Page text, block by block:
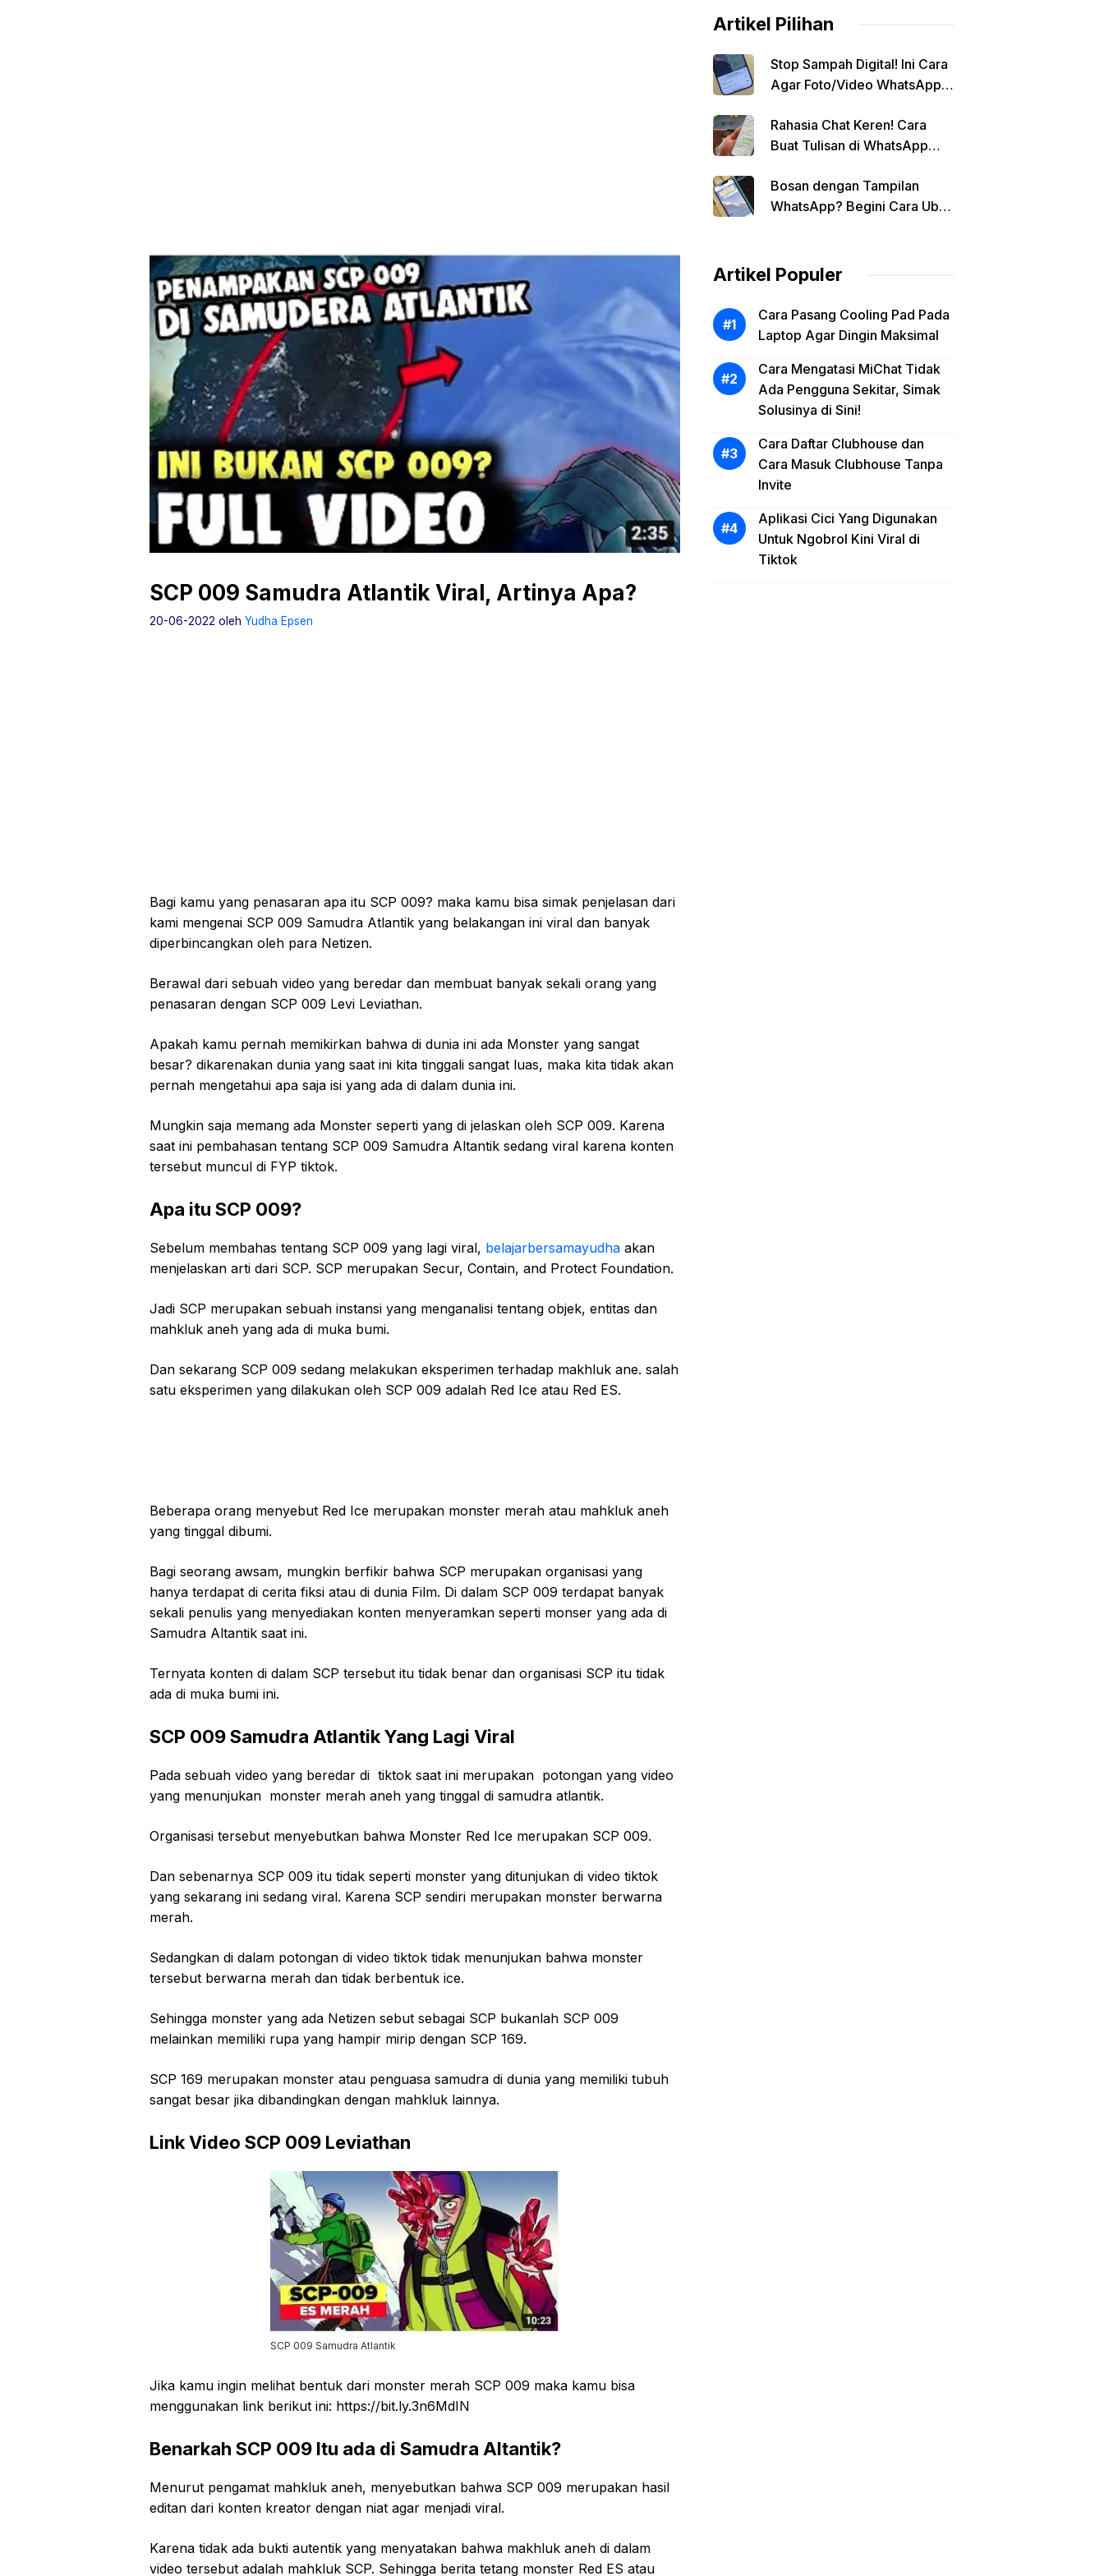
SCP 009 Samudra Atlantik Viral, Artinya Apa?
20-06-2022 oleh Yudha Epsen
Bagi kamu yang penasaran apa itu SCP 009? maka kamu bisa simak penjelasan dari
kami mengenai SCP 009 Samudra Atlantik yang belakangan ini viral dan banyak
diperbincangkan oleh para Netizen.
Berawal dari sebuah video yang beredar dan membuat banyak sekali orang yang
penasaran dengan SCP 009 Levi Leviathan.
Apakah kamu pernah memikirkan bahwa di dunia ini ada Monster yang sangat
besar? dikarenakan dunia yang saat ini kita tinggali sangat luas, maka kita tidak akan
pernah mengetahui apa saja isi yang ada di dalam dunia ini.
Mungkin saja memang ada Monster seperti yang di jelaskan oleh SCP 009. Karena
saat ini pembahasan tentang SCP 009 Samudra Altantik sedang viral karena konten
tersebut muncul di FYP tiktok.
Apa itu SCP 009?
Sebelum membahas tentang SCP 009 yang lagi viral, belajarbersamayudha akan
menjelaskan arti dari SCP. SCP merupakan Secur, Contain, and Protect Foundation.
Jadi SCP merupakan sebuah instansi yang menganalisi tentang objek, entitas dan
mahkluk aneh yang ada di muka bumi.
Dan sekarang SCP 009 sedang melakukan eksperimen terhadap makhluk ane. salah
satu eksperimen yang dilakukan oleh SCP 009 adalah Red Ice atau Red ES.
Beberapa orang menyebut Red Ice merupakan monster merah atau mahkluk aneh
yang tinggal dibumi.
Bagi seorang awsam, mungkin berfikir bahwa SCP merupakan organisasi yang
hanya terdapat di cerita fiksi atau di dunia Film. Di dalam SCP 009 terdapat banyak
sekali penulis yang menyediakan konten menyeramkan seperti monser yang ada di
Samudra Altantik saat ini.
Ternyata konten di dalam SCP tersebut itu tidak benar dan organisasi SCP itu tidak
ada di muka bumi ini.
SCP 009 Samudra Atlantik Yang Lagi Viral
Pada sebuah video yang beredar di tiktok saat ini merupakan potongan yang video
yang menunjukan monster merah aneh yang tinggal di samudra atlantik.
Organisasi tersebut menyebutkan bahwa Monster Red Ice merupakan SCP 009.
Dan sebenarnya SCP 009 itu tidak seperti monster yang ditunjukan di video tiktok
yang sekarang ini sedang viral. Karena SCP sendiri merupakan monster berwarna
merah.
Sedangkan di dalam potongan di video tiktok tidak menunjukan bahwa monster
tersebut berwarna merah dan tidak berbentuk ice.
Sehingga monster yang ada Netizen sebut sebagai SCP bukanlah SCP 009
melainkan memiliki rupa yang hampir mirip dengan SCP 169.
SCP 169 merupakan monster atau penguasa samudra di dunia yang memiliki tubuh
sangat besar jika dibandingkan dengan mahkluk lainnya.
Link Video SCP 009 Leviathan
SCP 009 Samudra Atlantik
Jika kamu ingin melihat bentuk dari monster merah SCP 009 maka kamu bisa
menggunakan link berikut ini: https://bit.ly.3n6MdIN
Benarkah SCP 009 Itu ada di Samudra Altantik?
Menurut pengamat mahkluk aneh, menyebutkan bahwa SCP 009 merupakan hasil
editan dari konten kreator dengan niat agar menjadi viral.
Karena tidak ada bukti autentik yang menyatakan bahwa makhluk aneh di dalam
video tersebut adalah mahkluk SCP. Sehingga berita tetang monster Red ES atau
Artikel Pilihan
Stop Sampah Digital! Ini Cara
Agar Foto/Video WhatsApp
Otomatis
Rahasia Chat Keren! Cara
Buat Tulisan di WhatsApp
Bosan dengan Tampilan
WhatsApp? Begini Cara Ubah
Artikel Populer
Cara Pasang Cooling Pad Pada
Laptop Agar Dingin Maksimal
Cara Mengatasi MiChat Tidak
Ada Pengguna Sekitar, Simak
Solusinya di Sini!
Cara Daftar Clubhouse dan
Cara Masuk Clubhouse Tanpa
Invite
Aplikasi Cici Yang Digunakan
Untuk Ngobrol Kini Viral di
Tiktok